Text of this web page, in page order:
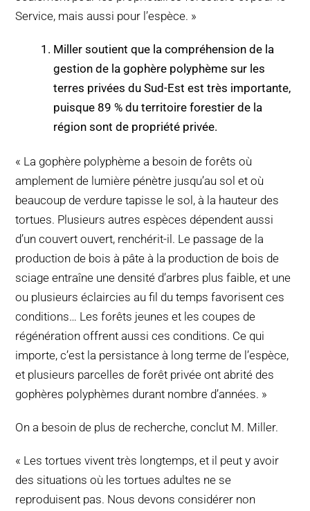
Service, mais aussi pour l’espèce. »
Miller soutient que la compréhension de la
gestion de la gophère polyphème sur les
terres privées du Sud-Est est très importante,
puisque 89 % du territoire forestier de la
région sont de propriété privée.
« La gophère polyphème a besoin de forêts où
amplement de lumière pénètre jusqu’au sol et où
beaucoup de verdure tapisse le sol, à la hauteur des
tortues. Plusieurs autres espèces dépendent aussi
d’un couvert ouvert, renchérit-il. Le passage de la
production de bois à pâte à la production de bois de
sciage entraîne une densité d’arbres plus faible, et une
ou plusieurs éclaircies au fil du temps favorisent ces
conditions… Les forêts jeunes et les coupes de
régénération offrent aussi ces conditions. Ce qui
importe, c’est la persistance à long terme de l’espèce,
et plusieurs parcelles de forêt privée ont abrité des
gophères polyphèmes durant nombre d’années. »
On a besoin de plus de recherche, conclut M. Miller.
« Les tortues vivent très longtemps, et il peut y avoir
des situations où les tortues adultes ne se
reproduisent pas. Nous devons considérer non